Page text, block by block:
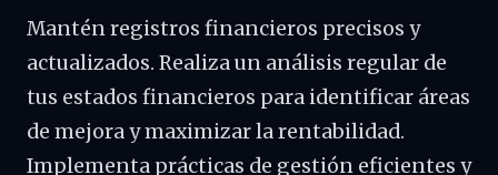
Mantén registros financieros precisos y
actualizados. Realiza un análisis regular de
tus estados financieros para identificar áreas
de mejora y maximizar la rentabilidad.
Implementa prácticas de gestión eficientes y